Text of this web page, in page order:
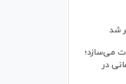
شد
می‌سازد؛
در